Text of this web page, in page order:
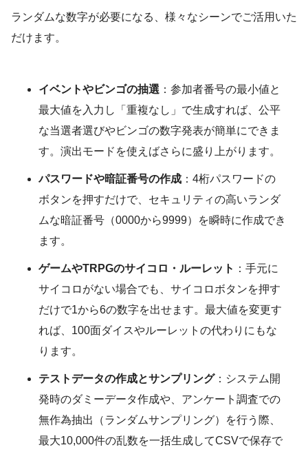
ランダムな数字が必要になる、様々なシーンでご活用いた
だけます。
イベントやビンゴの抽選 ：参加者番号の最小値と
最大値を入力し「重複なし」で生成すれば、公平
な当選者選びやビンゴの数字発表が簡単にできま
す。演出モードを使えばさらに盛り上がります。
パスワードや暗証番号の作成 ：4桁パスワードの
ボタンを押すだけで、セキュリティの高いランダ
ムな暗証番号（0000から9999）を瞬時に作成でき
ます。
ゲームやTRPGのサイコロ・ルーレット ：手元に
サイコロがない場合でも、サイコロボタンを押す
だけで1から6の数字を出せます。最大値を変更す
れば、100面ダイスやルーレットの代わりにもな
ります。
テストデータの作成とサンプリング：システム開
発時のダミーデータ作成や、アンケート調査での
無作為抽出（ランダムサンプリング）を行う際、
最大10,000件の乱数を一括生成してCSVで保存で